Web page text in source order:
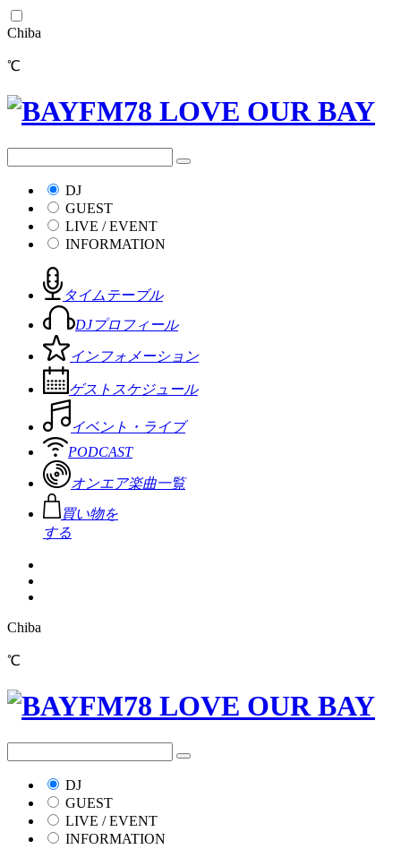
Chiba
℃
DJ
GUEST
LIVE / EVENT
INFORMATION
タイムテーブル
DJプロフィール
インフォメーション
ゲストスケジュール
イベント・ライブ
PODCAST
オンエア楽曲一覧
買い物を
する
Chiba
℃
DJ
GUEST
LIVE / EVENT
INFORMATION